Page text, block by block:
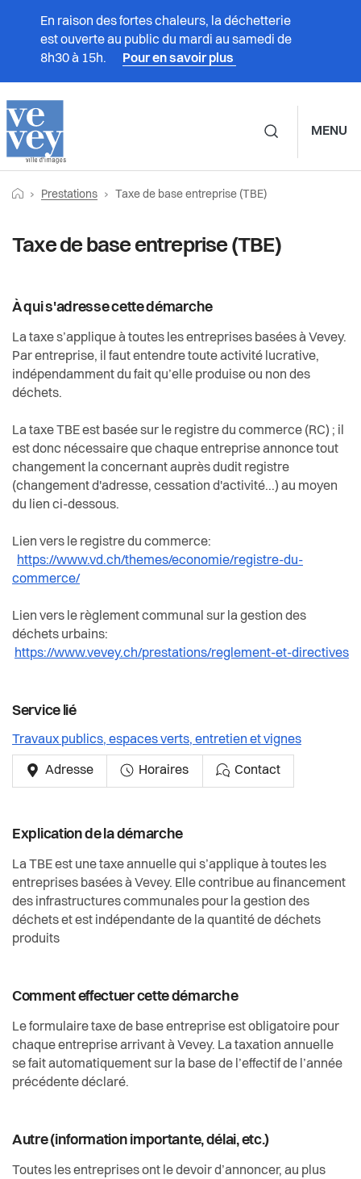
En raison des fortes chaleurs, la déchetterie
est ouverte au public du mardi au samedi de
8h30 à 15h.
Pour en savoir plus
MENU
Prestations
Vivre à Vevey
Vie politique
Actualités
Règlements
FilRetourner vers la page d'accueil
Prestations Page actuelle:
Taxe de base entreprise (TBE)
Taxe de base entreprise (TBE)
À qui s'adresse cette démarche
La taxe s’applique à toutes les entreprises basées à Vevey.
Par entreprise, il faut entendre toute activité lucrative,
indépendamment du fait qu’elle produise ou non des
déchets.
La taxe TBE est basée sur le registre du commerce (RC) ; il
est donc nécessaire que chaque entreprise annonce tout
changement la concernant auprès dudit registre
(changement d'adresse, cessation d'activité...) au moyen
du lien ci-dessous.
Lien vers le registre du commerce:
https://www.vd.ch/themes/economie/registre-du-
commerce/
Lien vers le règlement communal sur la gestion des
déchets urbains:
https://www.vevey.ch/prestations/reglement-et-directives
Service lié
Travaux publics, espaces verts, entretien et vignes
Adresse Horaires Contact
Explication de la démarche
La TBE est une taxe annuelle qui s’applique à toutes les
entreprises basées à Vevey. Elle contribue au financement
des infrastructures communales pour la gestion des
déchets et est indépendante de la quantité de déchets
produits
Comment effectuer cette démarche
Le formulaire taxe de base entreprise est obligatoire pour
chaque entreprise arrivant à Vevey. La taxation annuelle
se fait automatiquement sur la base de l’effectif de l’année
précédente déclaré.
Autre (information importante, délai, etc.)
Toutes les entreprises ont le devoir d’annoncer, au plus